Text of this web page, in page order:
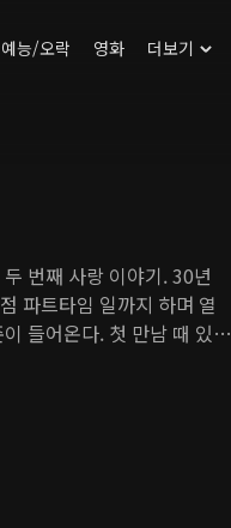
예능/오락 영화 더보기
번째 사랑 이야기. 30년
파트타임 일까지 하며 열
들어온다. 첫 만남 때 있었